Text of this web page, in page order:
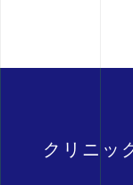
クリニッ